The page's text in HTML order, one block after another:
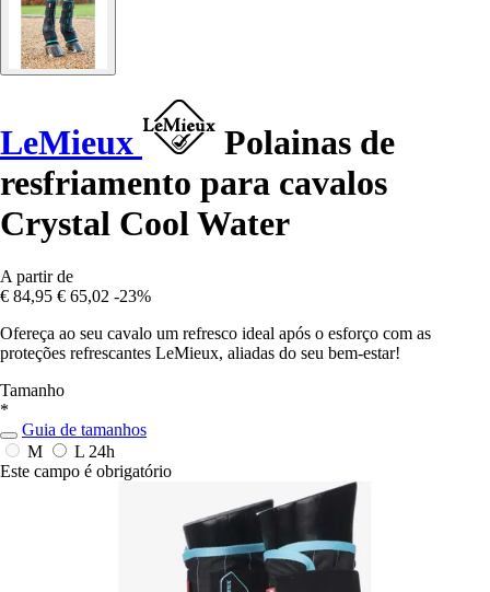
LeMieux
Polainas de
resfriamento para cavalos
Crystal Cool Water
A partir de
€ 84,95 € 65,02 -23%
Ofereça ao seu cavalo um refresco ideal após o esforço com as
proteções refrescantes LeMieux, aliadas do seu bem-estar!
Tamanho
*
Guia de tamanhos
M
L 24h
Este campo é obrigatório